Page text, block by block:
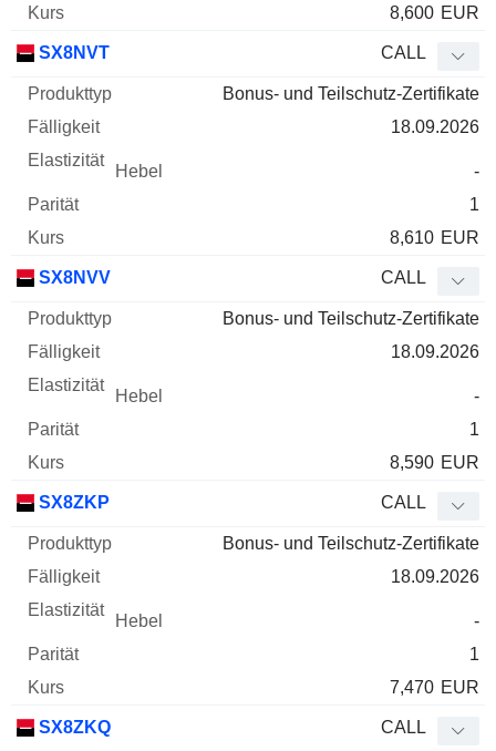
8,600 EUR
SX8NVT CALL
Bonus- und Teilschutz-Zertifikate
18.09.2026
-
1
8,610 EUR
SX8NVV CALL
Bonus- und Teilschutz-Zertifikate
18.09.2026
-
1
8,590 EUR
SX8ZKP CALL
Bonus- und Teilschutz-Zertifikate
18.09.2026
-
1
7,470 EUR
SX8ZKQ CALL